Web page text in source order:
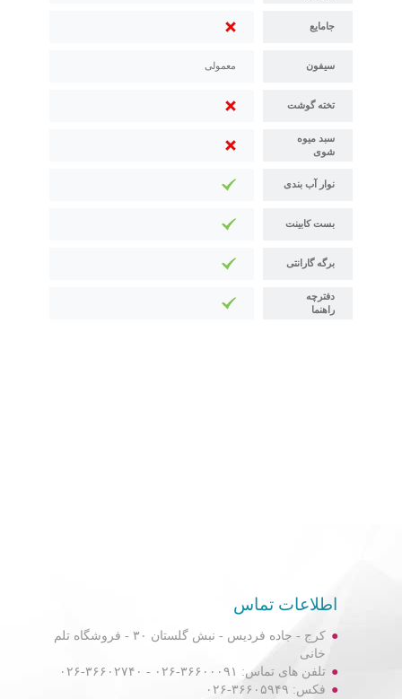
جامایع
سیفون معمولی
تخته گوشت
سبد میوه
شوی
نوار آب بندی
بست کابینت
برگه گارانتی
دفترچه
راهنما
اطلاعات تماس
کرج - جاده فردیس - نبش گلستان ۳۰ - فروشگاه تلم
خانی
تلفن های تماس: ۳۶۶۰۰۰۹۱-۰۲۶ - ۳۶۶۰۲۷۴۰-۰۲۶
فکس: ۳۶۶۰۵۹۴۹-۰۲۶